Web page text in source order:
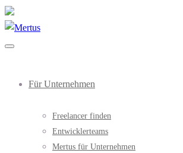
Für Unternehmen
Freelancer finden
Entwicklerteams
Mertus für Unternehmen